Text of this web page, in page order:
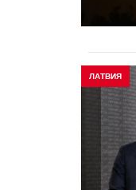
ЛАТВИЯ